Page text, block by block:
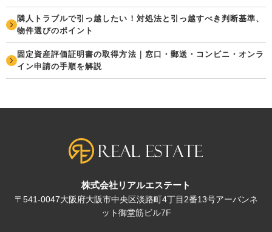
隣人トラブルで引っ越したい！対処法と引っ越すべき判断基準、
物件選びのポイント
固定資産評価証明書の取得方法｜窓口・郵送・コンビニ・オンラ
イン申請の手順を解説
株式会社リアルエステート
〒541-0047大阪府大阪市中央区淡路町4丁目2番13号アーバンネ
ット御堂筋ビル7F